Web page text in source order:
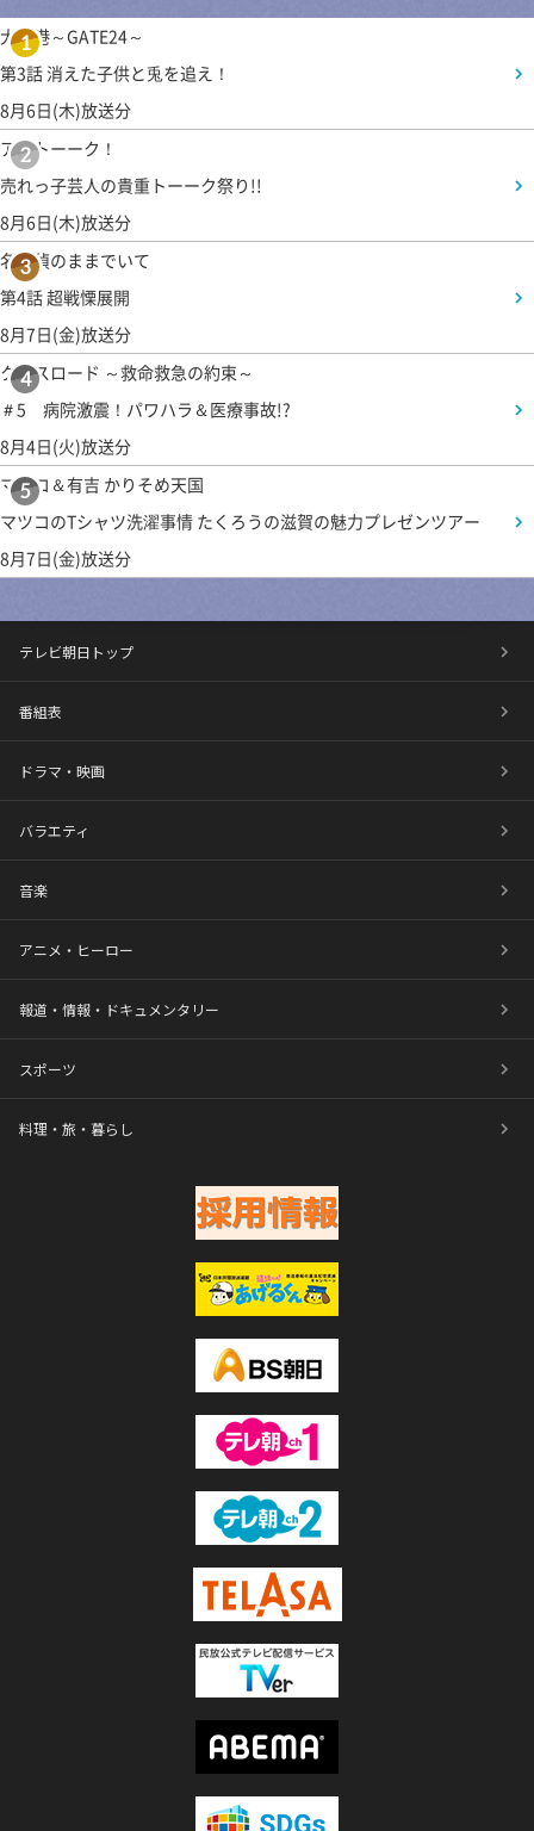
1
大空港～GATE24～
第3話 消えた子供と兎を追え！
8月6日(木)放送分
2
アメトーーク！
売れっ子芸人の貴重トーーク祭り!!
8月6日(木)放送分
3
名探偵のままでいて
第4話 超戦慄展開
8月7日(金)放送分
4
クロスロード ～救命救急の約束～
＃5 病院激震！パワハラ＆医療事故!?
8月4日(火)放送分
5
マツコ＆有吉 かりそめ天国
マツコのTシャツ洗濯事情 たくろうの滋賀の魅力プレゼンツアー
8月7日(金)放送分
テレビ朝日トップ
番組表
ドラマ・映画
バラエティ
音楽
アニメ・ヒーロー
報道・情報・ドキュメンタリー
スポーツ
料理・旅・暮らし